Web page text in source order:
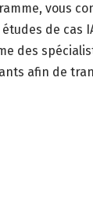
vous
de cas
des
afin de